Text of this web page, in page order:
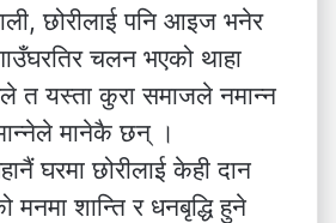
छोरीलाई पनि आइज भनेर
चलन भएको थाहा
त यस्ता कुरा समाजले नमान्न
मानेकै छन् ।
घरमा छोरीलाई केही दान
मनमा शान्ति र धनबृद्धि हुने